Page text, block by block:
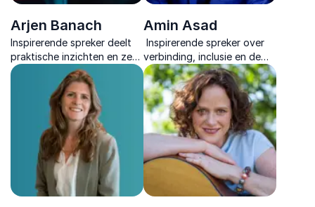
Arjen Banach
Inspirerende spreker deelt
praktische inzichten en zes
bewezen principes om
werkgeluk en duurzame
inzetbaarheid
toekomstgericht vorm te
Amin Asad
Inspirerende spreker over
verbinding, inclusie en de
kracht van menselijke
veerkracht.